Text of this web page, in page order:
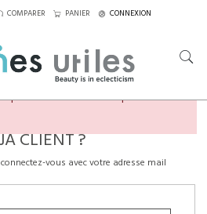
COMPARER PANIER CONNEXION
ou vous connecter pour
CLIENT ?
vous avec votre adresse mail